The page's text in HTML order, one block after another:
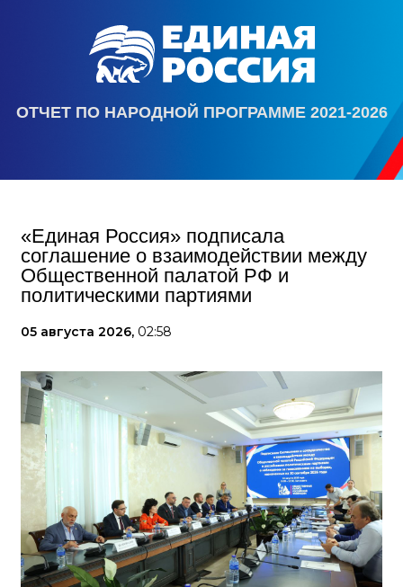
ОТЧЕТ ПО НАРОДНОЙ ПРОГРАММЕ 2021-2026
«Единая Россия» подписала
соглашение о взаимодействии между
Общественной палатой РФ и
политическими партиями
05 августа 2026, 02:58